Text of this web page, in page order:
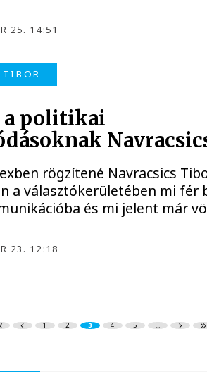
25. 14:51
TIBOR
a politikai
rögzítené Navracsics
a választókerületében mi fér
és mi jelent már
23. 12:18
1 2 3 4 5 ...